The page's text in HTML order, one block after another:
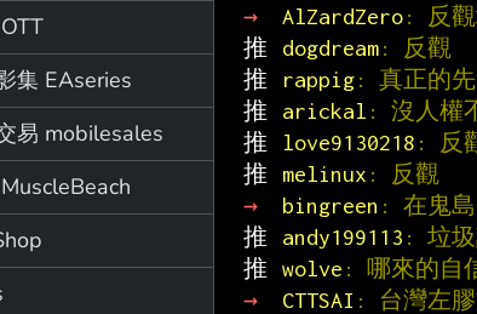
集 EAseries
易 mobilesales
→
AlZardZero: 反觀
推
dogdream: 反觀
推
rappig: 真正的先
推
arickal : 沒人權
推
love9130218 : 反
推
melinux : 反觀
→
bingreen : 在鬼島
推
andy199113 : 垃
推 wolve : 哪來的自
→
CTTSAI : 台灣左